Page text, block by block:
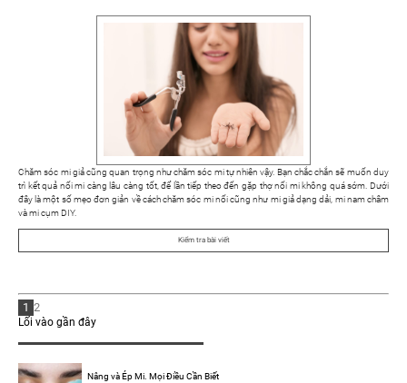
Chăm sóc mi giả cũng quan trọng như chăm sóc mi tự nhiên vậy. Bạn chắc chắn sẽ muốn duy
trì kết quả nối mi càng lâu càng tốt, để lần tiếp theo đến gặp thợ nối mi không quá sớm. Dưới
đây là một số mẹo đơn giản về cách chăm sóc mi nối cũng như mi giả dạng dải, mi nam châm
và mi cụm DIY.
Kiểm tra bài viết
1 2
Lối vào gần đây
Nâng và Ép Mi. Mọi Điều Cần Biết